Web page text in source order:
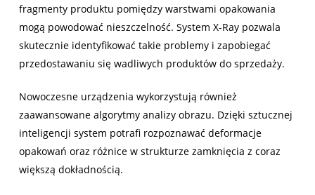
fragmenty produktu pomiędzy warstwami opakowania
mogą powodować nieszczelność. System X-Ray pozwala
skutecznie identyfikować takie problemy i zapobiegać
przedostawaniu się wadliwych produktów do sprzedaży.
Nowoczesne urządzenia wykorzystują również
zaawansowane algorytmy analizy obrazu. Dzięki sztucznej
inteligencji system potrafi rozpoznawać deformacje
opakowań oraz różnice w strukturze zamknięcia z coraz
większą dokładnością.